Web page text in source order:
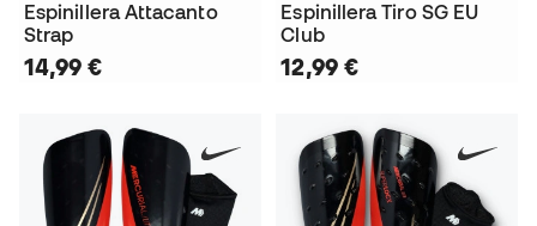
Espinillera Attacanto
Strap
14,99 €
Espinillera Tiro SG EU
Club
12,99 €